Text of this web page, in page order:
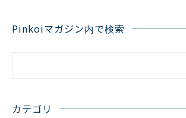
Pinkoiマガジン内で検索
カテゴリ